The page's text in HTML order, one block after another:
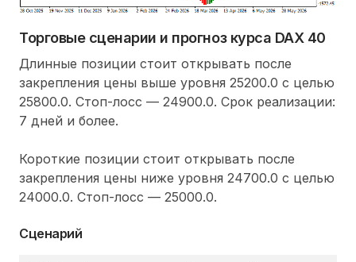
Торговые сценарии и прогноз курса DAX 40
Длинные позиции стоит открывать после
закрепления цены выше уровня 25200.0 с целью
25800.0. Стоп-лосс — 24900.0. Срок реализации:
7 дней и более.
Короткие позиции стоит открывать после
закрепления цены ниже уровня 24700.0 с целью
24000.0. Стоп-лосс — 25000.0.
Сценарий